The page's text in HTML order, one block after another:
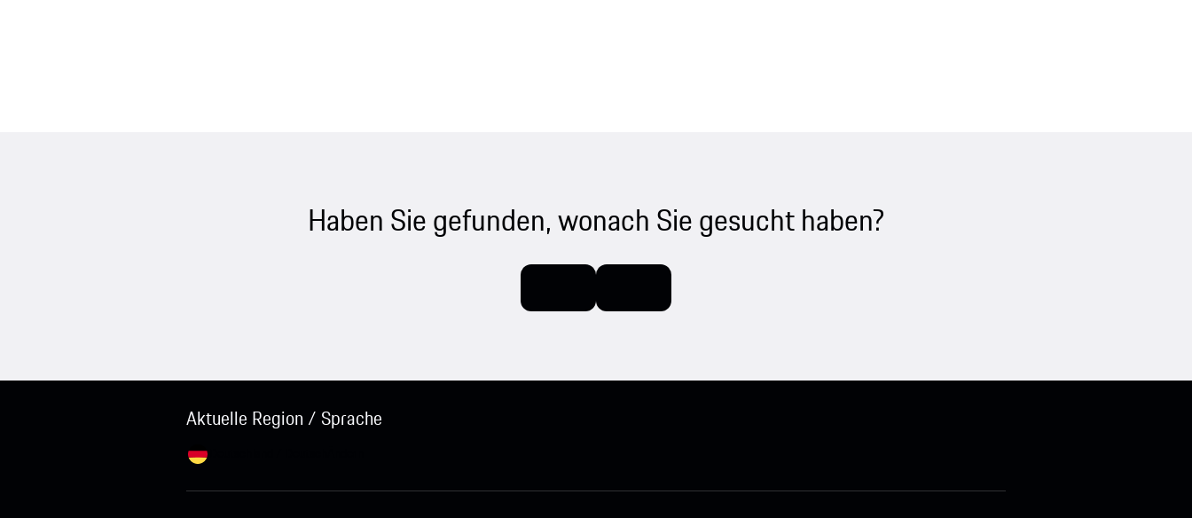
Haben Sie gefunden, wonach Sie gesucht haben?
Aktuelle Region / Sprache